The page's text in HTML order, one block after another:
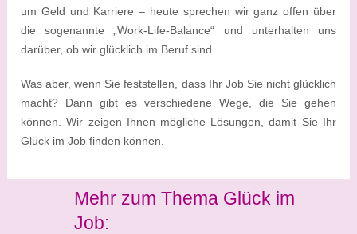
um Geld und Karriere – heute sprechen wir ganz offen über
die sogenannte „Work-Life-Balance“ und unterhalten uns
darüber, ob wir glücklich im Beruf sind.
Was aber, wenn Sie feststellen, dass Ihr Job Sie nicht glücklich
macht? Dann gibt es verschiedene Wege, die Sie gehen
können. Wir zeigen Ihnen mögliche Lösungen, damit Sie Ihr
Glück im Job finden können.
Mehr zum Thema Glück im
Job: